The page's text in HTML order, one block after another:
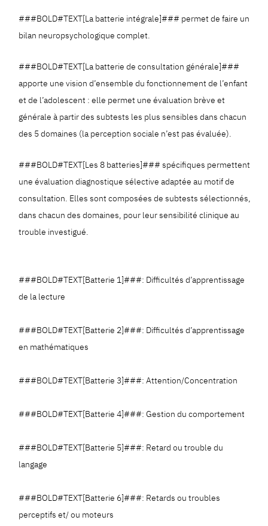
###BOLD#TEXT[La batterie intégrale]### permet de faire un
bilan neuropsychologique complet.
###BOLD#TEXT[La batterie de consultation générale]###
apporte une vision d’ensemble du fonctionnement de l’enfant
et de l’adolescent : elle permet une évaluation brève et
générale à partir des subtests les plus sensibles dans chacun
des 5 domaines (la perception sociale n’est pas évaluée).
###BOLD#TEXT[Les 8 batteries]### spécifiques permettent
une évaluation diagnostique sélective adaptée au motif de
consultation. Elles sont composées de subtests sélectionnés,
dans chacun des domaines, pour leur sensibilité clinique au
trouble investigué.
###BOLD#TEXT[Batterie 1]###: Difficultés d’apprentissage
de la lecture
###BOLD#TEXT[Batterie 2]###: Difficultés d’apprentissage
en mathématiques
###BOLD#TEXT[Batterie 3]###: Attention/Concentration
###BOLD#TEXT[Batterie 4]###: Gestion du comportement
###BOLD#TEXT[Batterie 5]###: Retard ou trouble du
langage
###BOLD#TEXT[Batterie 6]###: Retards ou troubles
perceptifs et/ ou moteurs